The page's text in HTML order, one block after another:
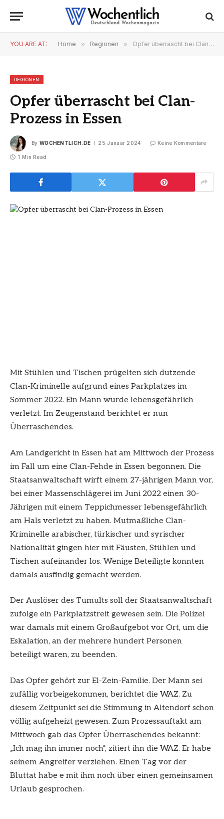
YOU ARE AT: Home » Regionen » Opfer überrascht bei Clan-Prozess in Essen
REGIONEN
Opfer überrascht bei Clan-
Prozess in Essen
By WOCHENTLICH.DE 25 Januar 2024 Keine Kommentare
1 Min Read
Mit Stühlen und Tischen prügelten sich dutzende
Clan-Kriminelle aufgrund eines Parkplatzes im
Sommer 2022. Ein Mann wurde lebensgefährlich
verletzt. Im Zeugenstand berichtet er nun
Überraschendes.
Am Landgericht in Essen hat am Mittwoch der Prozess
im Fall um eine Clan-Fehde in Essen begonnen. Die
Staatsanwaltschaft wirft einem 27-jährigen Mann vor,
bei einer Massenschlägerei im Juni 2022 einen 30-
Jährigen mit einem Teppichmesser lebensgefährlich
am Hals verletzt zu haben. Mutmaßliche Clan-
Kriminelle arabischer, türkischer und syrischer
Nationalität gingen hier mit Fäusten, Stühlen und
Tischen aufeinander los. Wenige Beteiligte konnten
damals ausfindig gemacht werden.
Der Auslöser des Tumults soll der Staatsanwaltschaft
zufolge ein Parkplatzstreit gewesen sein. Die Polizei
war damals mit einem Großaufgebot vor Ort, um die
Eskalation, an der mehrere hundert Personen
beteiligt waren, zu beenden.
Das Opfer gehört zur El-Zein-Familie. Der Mann sei
zufällig vorbeigekommen, berichtet die WAZ. Zu
diesem Zeitpunkt sei die Stimmung in Altendorf schon
völlig aufgeheizt gewesen. Zum Prozessauftakt am
Mittwoch gab das Opfer Überraschendes bekannt:
„Ich mag ihn immer noch“, zitiert ihn die WAZ. Er habe
seinem Angreifer verziehen. Einen Tag vor der
Bluttat habe e mit ihm noch über einen gemeinsamen
Urlaub gesprochen.